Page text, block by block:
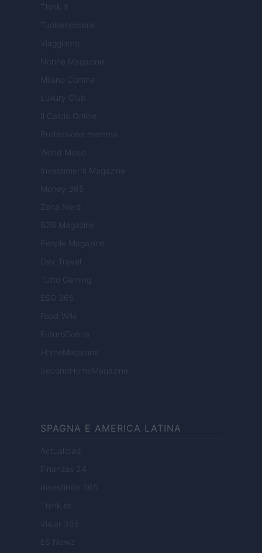
Think.it
Tuobenessere
Viaggiamo
Nonne Magazine
Milano Cortina
Luxury Club
Il Calcio Online
Professione mamma
World Music
Investimenti Magazine
Money 365
Zona Nerd
B2B Magazine
People Magazine
Day Travel
Tutto Gaming
ESG 365
Food Wiki
FuturoDonna
HomeMagazine
SecondHomeMagazine
SPAGNA E AMERICA LATINA
Actualidad
Finanzas 24
Investindo 365
Think.es
Viajar 365
ES Newz